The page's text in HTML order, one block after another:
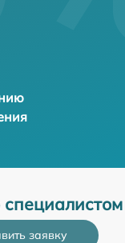
специалистом
заявку